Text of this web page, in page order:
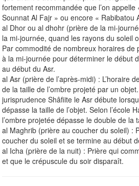
fortement recommandée que l’on appelle
Sounnat Al Fajr » ou encore « Rabibatou
al Dhor ou al dhohr (prière de la mi-
la mi-journée, quand les rayons du soleil
Par commodité de nombreux horaires de
à la mi-journée pour déterminer le début
au début du Asr.
al Asr (prière de l’après-midi) : L’horaire
de la taille de l’ombre projeté par un
jurisprudence Shâfiite le Asr débute
dépasse la taille de l’objet. Selon l’école
l’ombre projetée dépasse le double de la
al Maghrib (prière au coucher du soleil) :
coucher du soleil et se termine au début
al Icha (prière de la nuit) : Prière qui
et que le crépuscule du soir disparaît.